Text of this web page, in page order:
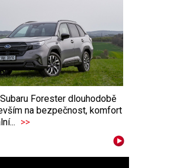
Forester dlouhodobě
na bezpečnost, komfort
>>